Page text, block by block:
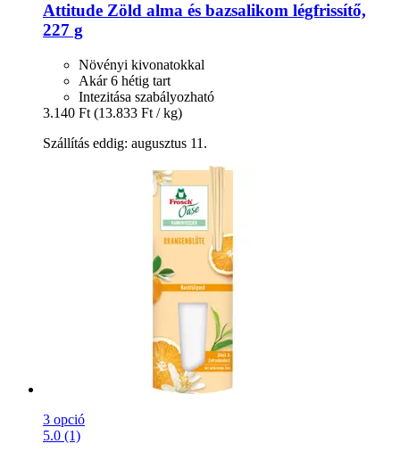
Attitude Zöld alma és bazsalikom légfrissítő,
227 g
Növényi kivonatokkal
Akár 6 hétig tart
Intezitása szabályozható
3.140 Ft (13.833 Ft / kg)
Szállítás eddig: augusztus 11.
3 opció
5.0 (1)